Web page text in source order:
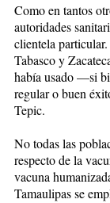
Como en tantos
autoridades
clientela
Tabasco y
había usado —si
regular o buen
Tepic.
No todas las
respecto de la
vacuna
Tamaulipas se